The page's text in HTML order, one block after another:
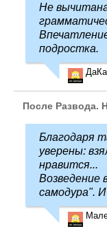
Не
подростка.
ДаКа
После Развода.
Благодаря
уверены:
нравится...
Возведение
самодура".